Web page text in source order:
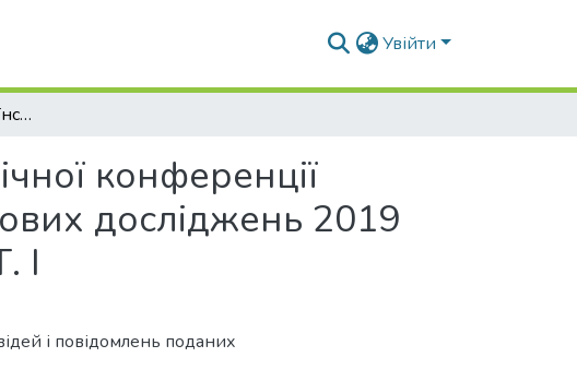
Увійти
Матеріали VII Всеукраїнської науково-технічної конференції магістрантів і студентів за підсумками наукових досліджень 2019 року. Механіко-технологічний факультет. Т. І
конференції
досліджень 2019
І
і повідомлень поданих